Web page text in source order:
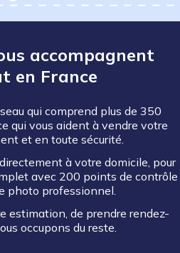
accompagnent
en France
qui comprend plus de 350
qui vous aident à vendre votre
et en toute sécurité.
à votre domicile, pour
avec 200 points de contrôle
photo professionnel.
estimation, de prendre rendez-
occupons du reste.